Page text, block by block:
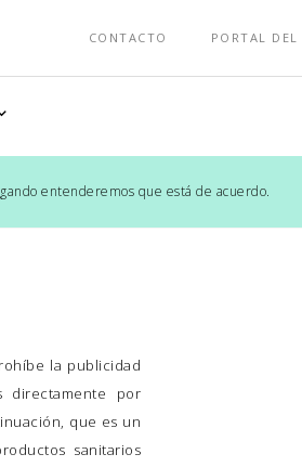
CONTACTO PORTAL DEL
entenderemos que está de acuerdo.
la publicidad
directamente por
que es un
sanitarios